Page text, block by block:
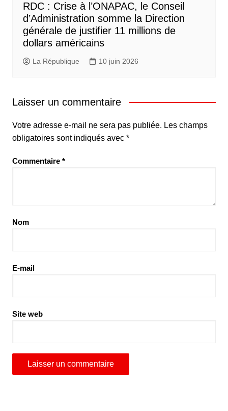
RDC : Crise à l’ONAPAC, le Conseil
d’Administration somme la Direction
générale de justifier 11 millions de
dollars américains
La République 10 juin 2026
Laisser un commentaire
Votre adresse e-mail ne sera pas publiée. Les champs
obligatoires sont indiqués avec *
Commentaire *
Nom
E-mail
Site web